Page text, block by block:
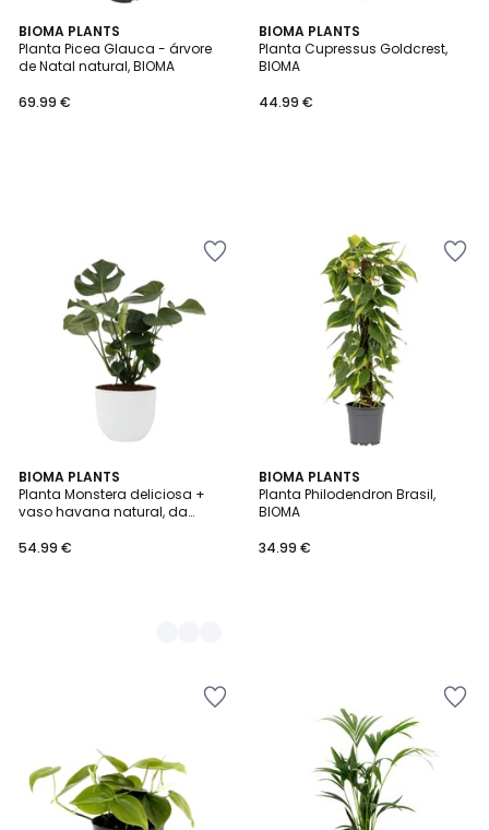
BIOMA PLANTS
Planta Picea Glauca - árvore
de Natal natural, BIOMA
69.99 €
BIOMA PLANTS
Planta Cupressus Goldcrest,
BIOMA
44.99 €
BIOMA PLANTS
Planta Monstera deliciosa +
vaso havana natural, da
54.99 €
2
Cores
BIOMA PLANTS
Planta Philodendron Brasil,
BIOMA
34.99 €